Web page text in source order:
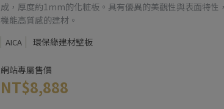
成，厚度約1mm的化粧板。具有優異的美觀性與表面特性
機能高質感的建材。
AICA 環保綠建材壁板
網站專屬售價
NT$8,888